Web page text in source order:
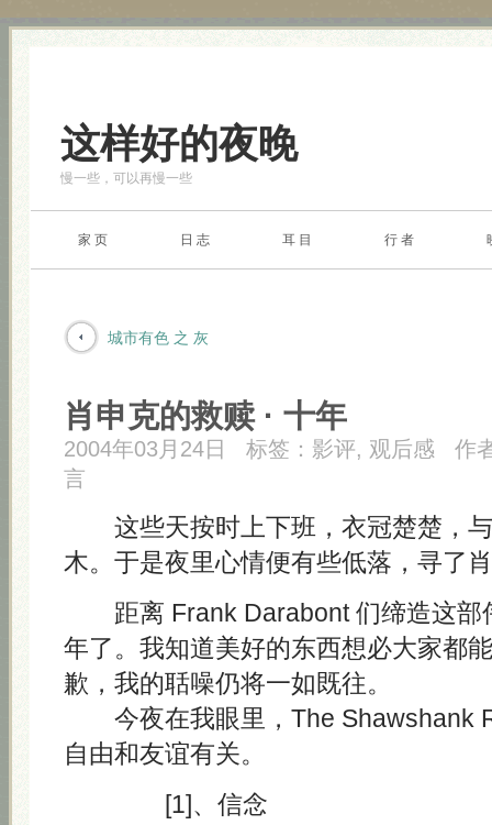
这样好的夜晚
慢一些，可以再慢一些
家 页 日 志 耳 目 行 者
城市有色 之 灰
肖申克的救赎 · 十年
2004年03月24日 标签： 影评, 观后感
作
言
这些天按时上下班，衣冠楚楚，与
木。于是夜里心情便有些低落，寻了
距离 Frank Darabont 们缔造这部
年了。我知道美好的东西想必大家都
歉，我的聒噪仍将一如既往。
今夜在我眼里，The Shawshank
自由和友谊有关。
[1]、信念